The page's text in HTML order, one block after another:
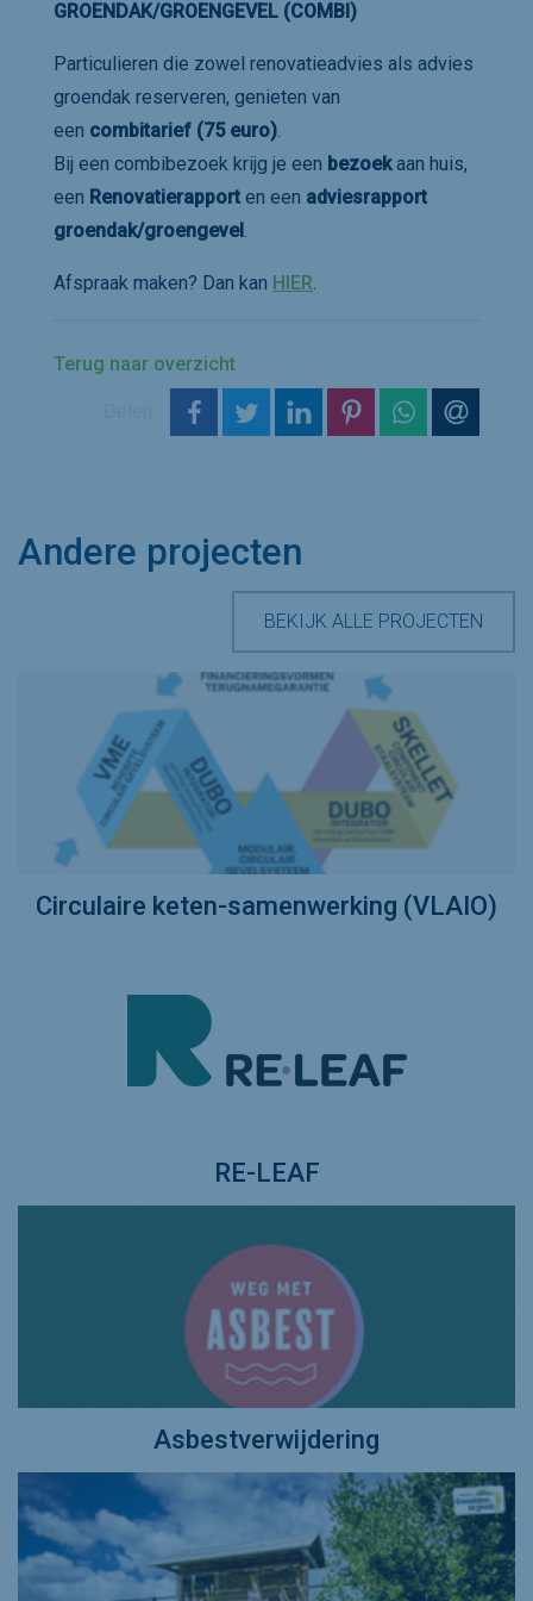
GROENDAK/GROENGEVEL (COMBI)
Particulieren die zowel renovatieadvies als advies
groendak reserveren, genieten van
een combitarief (75 euro)
Bij een combibezoek krijg je een bezoekaan huis,
een Renovatierapport en een adviesrapport
groendak/groengevel
Afspraak maken? Dan kan HIER
Terug naar overzicht
op Facebookop Twitterop LinkedInop Pinterest
op
Andere projecten
BEKIJK ALLE PROJECTEN
Circulaire keten-samenwerking (VLAIO)
RE-LEAF
Asbestverwijdering